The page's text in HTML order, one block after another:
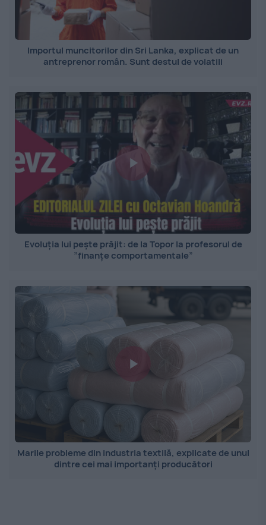
Importul muncitorilor din Sri Lanka, explicat de un
antreprenor român. Sunt destul de volatili
Evoluția lui pește prăjit: de la Topor la profesorul de
”finanțe comportamentale”
Marile probleme din industria textilă, explicate de unul
dintre cei mai importanți producători